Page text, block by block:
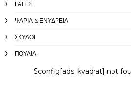
ΓΆΤΕΣ
ΨΆΡΙΑ & ΕΝΥΔΡΕΊΑ
ΣΚΎΛΟΙ
ΠΟΥΛΙΆ
$config[ads_kvadrat] not